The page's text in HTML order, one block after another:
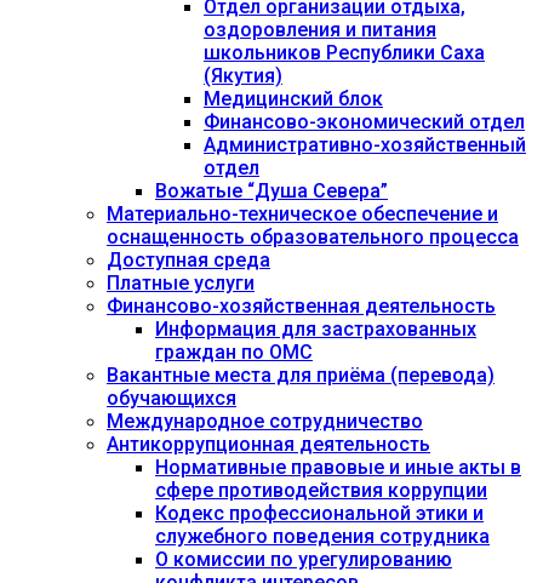
Отдел организации отдыха,
оздоровления и питания
школьников Республики Саха
(Якутия)
Медицинский блок
Финансово-экономический отдел
Административно-хозяйственный
отдел
Вожатые “Душа Севера”
Материально-техническое обеспечение и
оснащенность образовательного процесса
Доступная среда
Платные услуги
Финансово-хозяйственная деятельность
Информация для застрахованных
граждан по ОМС
Вакантные места для приёма (перевода)
обучающихся
Международное сотрудничество
Антикоррупционная деятельность
Нормативные правовые и иные акты в
сфере противодействия коррупции
Кодекс профессиональной этики и
служебного поведения сотрудника
О комиссии по урегулированию